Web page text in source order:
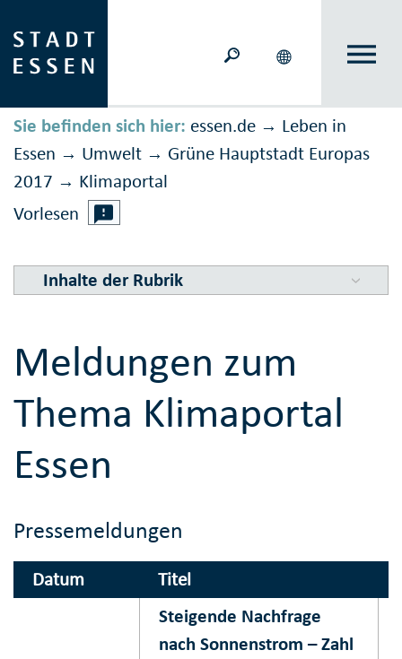
Sie befinden sich hier: essen.de → Leben in
Essen → Umwelt → Grüne Hauptstadt Europas
2017 → Klimaportal
Vorlesen
Inhalte der Rubrik
Meldungen zum
Thema Klimaportal
Essen
Pressemeldungen
Datum Titel
Steigende Nachfrage
nach Sonnenstrom – Zahl